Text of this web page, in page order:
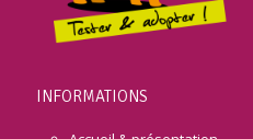
INFORMATIONS